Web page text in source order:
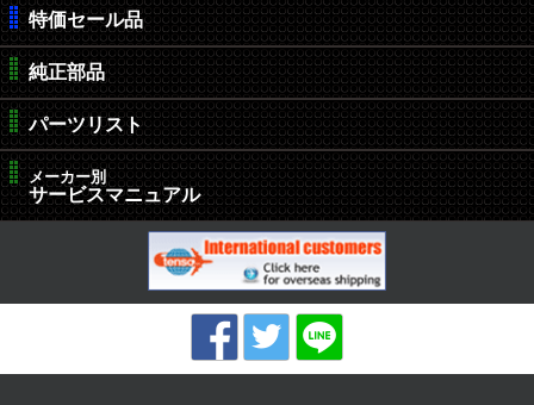
特価セール品
純正部品
パーツリスト
メーカー別
サービスマニュアル